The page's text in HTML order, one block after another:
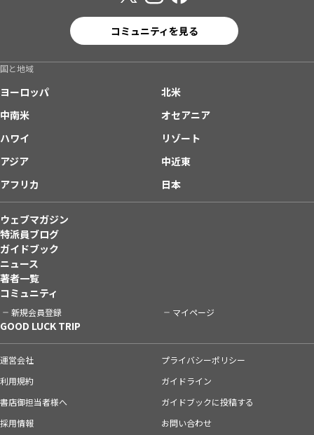
コミュニティを見る
国と地域
ヨーロッパ
北米
中南米
オセアニア
ハワイ
リゾート
アジア
中近東
アフリカ
日本
ウェブマガジン
特派員ブログ
ガイドブック
ニュース
著者一覧
コミュニティ
新規会員登録 マイページ
GOOD LUCK TRIP
運営会社
プライバシーポリシー
利用規約
ガイドライン
書店御担当者様へ
ガイドブックに投稿する
採用情報
お問い合わせ